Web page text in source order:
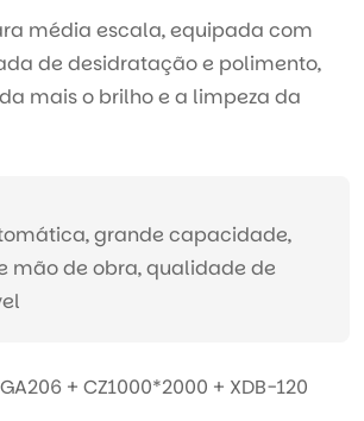
média escala, equipada com
de desidratação e polimento,
mais o brilho e a limpeza da
grande capacidade,
mão de obra, qualidade de
+ CZ1000*2000 + XDB-120